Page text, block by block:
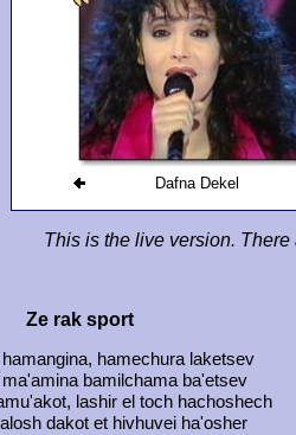
Dafna Dekel
This is the live version.
Ze rak sport
hamechura laketsev
ma'amina bamilchama ba'etsev
lashir el toch hachoshech
dakot et hivhuvei ha'osher